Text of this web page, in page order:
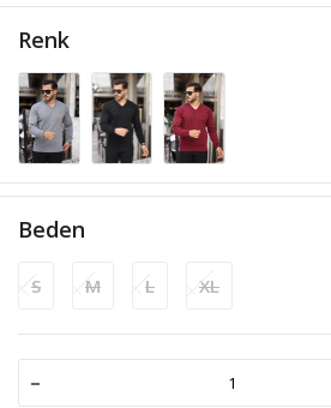
Renk
Beden
S M L XL
-